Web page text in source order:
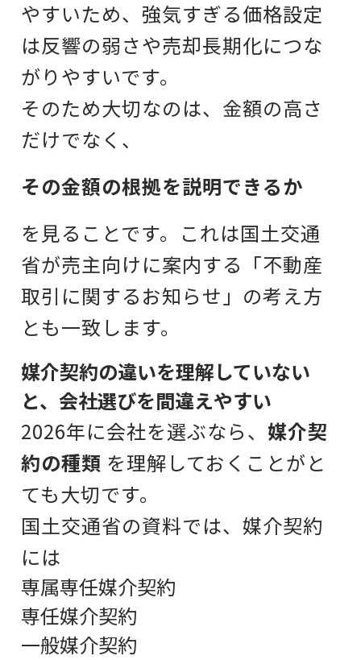
やすいため、強気すぎる価格設定
は反響の弱さや売却長期化につな
がりやすいです。
そのため大切なのは、金額の高さ
だけでなく、
その金額の根拠を説明できるか
を見ることです。これは国土交通
省が売主向けに案内する「不動産
取引に関するお知らせ」の考え方
とも一致します。
媒介契約の違いを理解していない
と、会社選びを間違えやすい
2026年に会社を選ぶなら、 媒介契
約の種類 を理解しておくことがと
ても大切です。
国土交通省の資料では、媒介契約
には
専属専任媒介契約
専任媒介契約
一般媒介契約